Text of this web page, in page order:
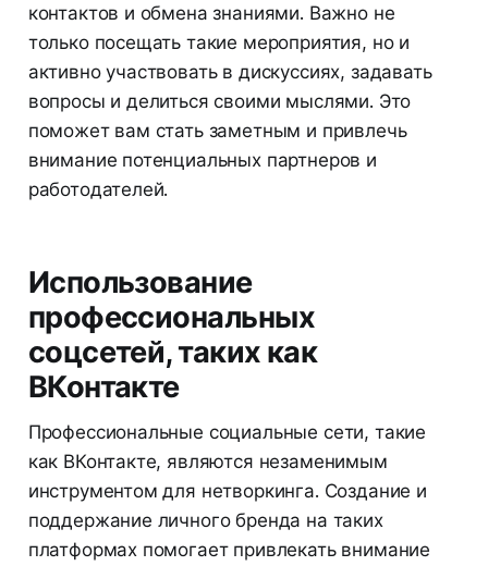
контактов и обмена знаниями. Важно не
только посещать такие мероприятия, но и
активно участвовать в дискуссиях, задавать
вопросы и делиться своими мыслями. Это
поможет вам стать заметным и привлечь
внимание потенциальных партнеров и
работодателей.
Использование
профессиональных
соцсетей, таких как
ВКонтакте
Профессиональные социальные сети, такие
как ВКонтакте, являются незаменимым
инструментом для нетворкинга. Создание и
поддержание личного бренда на таких
платформах помогает привлекать внимание